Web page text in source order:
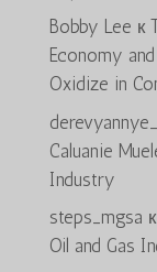
Bobby Lee к
Economy
Oxidize in
Caluanie
Industry
steps_mgsa к
Oil and Gas